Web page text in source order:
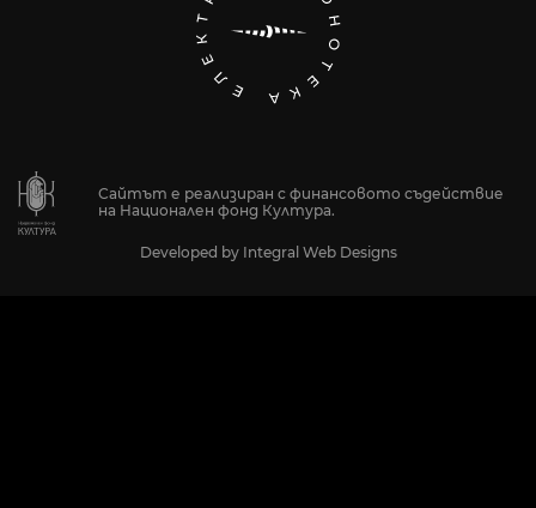
Сайтът е реализиран с финансовото съдействие
на Национален фонд Култура.
Developed by Integral Web Designs